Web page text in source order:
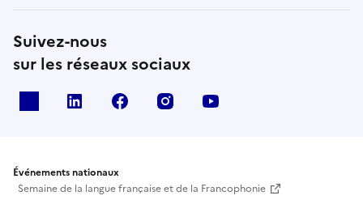
Suivez-nous
sur les réseaux sociaux
Linkedin Facebook Instagram
Événements nationaux
Semaine de la langue française et de la Francophonie